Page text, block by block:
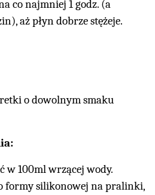
co najmniej 1 godz. (a
aż płyn dobrze stężeje.
o dowolnym smaku
w 100ml wrzącej wody.
formy silikonowej na pralinki,